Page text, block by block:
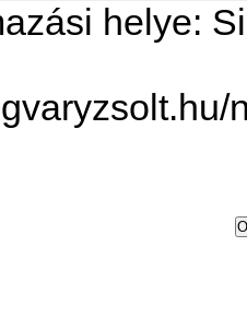
helye: